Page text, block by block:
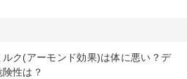
ルク(アーモンド効果)は体に悪い？デ
険性は？